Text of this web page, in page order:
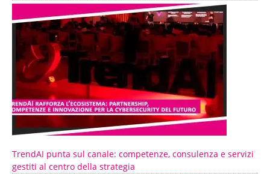
TrendAI punta sul canale: competenze, consulenza e servizi
gestiti al centro della strategia